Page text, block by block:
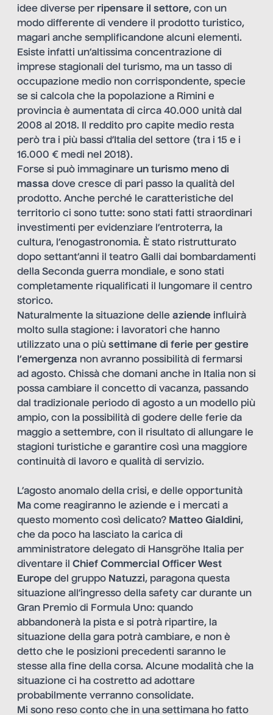
idee diverse per ripensare il settore, con un
modo differente di vendere il prodotto turistico,
magari anche semplificandone alcuni elementi.
Esiste infatti un’altissima concentrazione di
imprese stagionali del turismo, ma un tasso di
occupazione medio non corrispondente, specie
se si calcola che la popolazione a Rimini e
provincia è aumentata di circa 40.000 unità dal
2008 al 2018. Il reddito pro capite medio resta
però tra i più bassi d’Italia del settore (tra i 15 e i
16.000 € medi nel 2018).
Forse si può immaginare un turismo meno di
massa dove cresce di pari passo la qualità del
prodotto. Anche perché le caratteristiche del
territorio ci sono tutte: sono stati fatti straordinari
investimenti per evidenziare l’entroterra, la
cultura, l’enogastronomia. È stato ristrutturato
dopo settant’anni il teatro Galli dai bombardamenti
della Seconda guerra mondiale, e sono stati
completamente riqualificati il lungomare il centro
storico.
Naturalmente la situazione delle aziende influirà
molto sulla stagione: i lavoratori che hanno
utilizzato una o più settimane di ferie per gestire
l’emergenza non avranno possibilità di fermarsi
ad agosto. Chissà che domani anche in Italia non si
possa cambiare il concetto di vacanza, passando
dal tradizionale periodo di agosto a un modello più
ampio, con la possibilità di godere delle ferie da
maggio a settembre, con il risultato di allungare le
stagioni turistiche e garantire così una maggiore
continuità di lavoro e qualità di servizio.
L’agosto anomalo della crisi, e delle opportunità
Ma come reagiranno le aziende e i mercati a
questo momento così delicato? Matteo Gialdini,
che da poco ha lasciato la carica di
amministratore delegato di Hansgröhe Italia per
diventare il Chief Commercial Officer West
Europe del gruppo Natuzzi, paragona questa
situazione all’ingresso della safety car durante un
Gran Premio di Formula Uno: quando
abbandonerà la pista e si potrà ripartire, la
situazione della gara potrà cambiare, e non è
detto che le posizioni precedenti saranno le
stesse alla fine della corsa. Alcune modalità che la
situazione ci ha costretto ad adottare
probabilmente verranno consolidate.
Mi sono reso conto che in una settimana ho fatto